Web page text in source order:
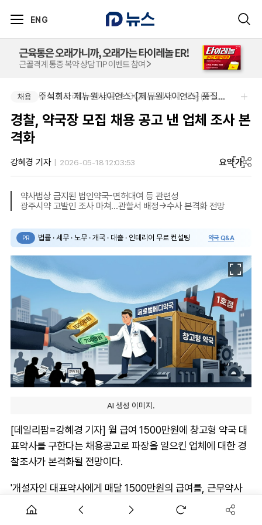
ENG
채용 알보젠코리아-향남공장 OQA 품질약사 채용(주5일/파트타임 가능)
채용 주식회사 제뉴원사이언스-[제뉴원사이언스] 품질관리약사 모집(경력무관)
경찰, 약국장 모집 채용 공고 낸 업체 조사 본
격화
강혜경 기자 2026-05-18 12:03:53 요약가
약사법상 금지된 법인약국-면허대여 등 관련성
광주시약 고발인 조사 마쳐…관할서 배정→수사 본격화 전망
PR 법률 · 세무 · 노무 · 개국 · 대출 · 인테리어 무료 컨설팅 약국 Q&A
AI 생성 이미지.
[데일리팜=강혜경 기자] 월 급여 1500만원에 창고형 약국 대
표약사를 구한다는 채용공고로 파장을 일으킨 업체에 대한 경
찰조사가 본격화될 전망이다.
'개설자인 대표약사에게 매달 1500만원의 급여를, 근무약사
700만원의 급여'를 제시한 채용공고가 약사법을 위반하는지